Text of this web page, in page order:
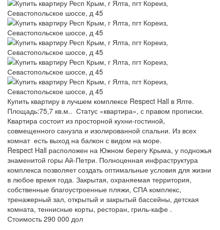
Купить квартиру в лучшем комплексе Respect Hall в Ялте.
Площадь:75,7 кв.м.. Статус «квартира», с правом прописки.
Квартира состоит из просторной кухни-гостиной,
совмещенного санузла и изолированной спальни. Из всех
комнат есть выход на балкон с видом на море.
Respect Hall расположен на Южном берегу Крыма, у подножья
знаменитой горы Ай-Петри. Полноценная инфраструктура
комплекса позволяет создать оптимальные условия для жизни
в любое время года. Закрытая, охраняемая территория,
собственные благоустроенные пляжи, СПА комплекс,
тренажерный зал, открытый и закрытый бассейны, детская
комната, теннисные корты, ресторан, гриль-кафе .
Стоимость 290 000 дол